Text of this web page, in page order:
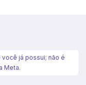
já possui; não é
Meta.